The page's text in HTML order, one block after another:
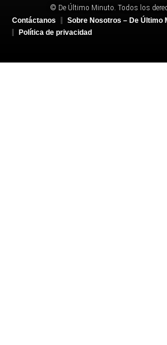
© De Último Minuto. Todos los
Contáctanos
Sobre Nosotros – De Último
Política de privacidad